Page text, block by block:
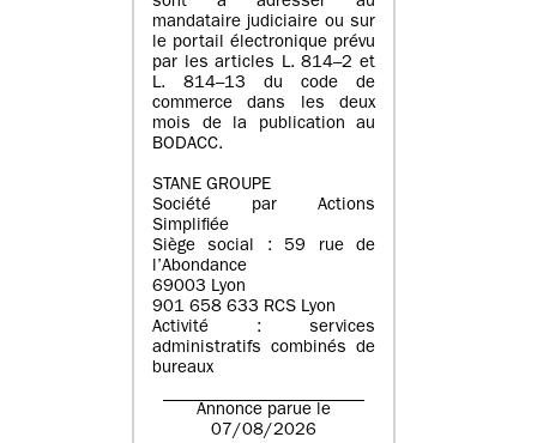
mandataire judiciaire ou sur
le portail électronique prévu
par les articles L. 814–2 et
L. 814–13 du code de
commerce dans les deux
mois de la publication au
BODACC.
STANE GROUPE
Société par Actions
Simplifiée
Siège social : 59 rue de
l’Abondance
69003 Lyon
901 658 633 RCS Lyon
Activité : services
administratifs combinés de
bureaux
Annonce parue le
07/08/2026